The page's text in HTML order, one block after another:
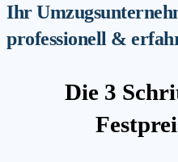
Ihr
professionell &
Die 3